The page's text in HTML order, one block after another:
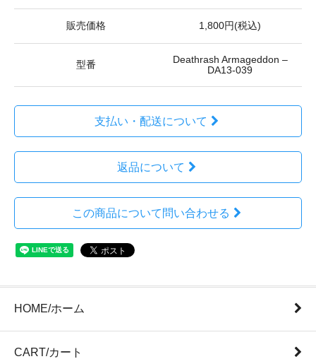
販売価格 1,800円(税込)
型番
Deathrash Armageddon ‎–
DA13-039
支払い・配送について
返品について
この商品について問い合わせる
HOME/ホーム
CART/カート